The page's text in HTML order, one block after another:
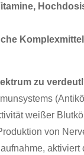
Komplexmittel
zu
weißer
von
aktiviert